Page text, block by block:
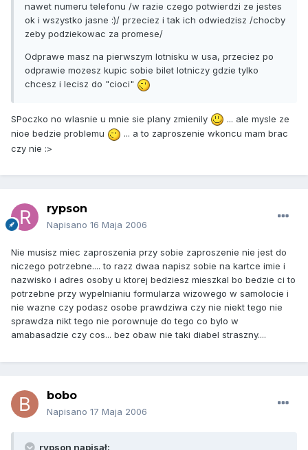
nawet numeru telefonu /w razie czego potwierdzi ze jestes
ok i wszystko jasne :)/ przeciez i tak ich odwiedzisz /chocby
zeby podziekowac za promese/
Odprawe masz na pierwszym lotnisku w usa, przeciez po
odprawie mozesz kupic sobie bilet lotniczy gdzie tylko
chcesz i lecisz do "cioci"
SPoczko no wlasnie u mnie sie plany zmienily
... ale mysle ze
nioe bedzie problemu
... a to zaproszenie wkoncu mam brac
czy nie :>
rypson
Napisano 16 Maja 2006
Nie musisz miec zaproszenia przy sobie zaproszenie nie jest do
niczego potrzebne.... to razz dwaa napisz sobie na kartce imie i
nazwisko i adres osoby u ktorej bedziesz mieszkal bo bedzie ci to
potrzebne przy wypelnianiu formularza wizowego w samolocie i
nie wazne czy podasz osobe prawdziwa czy nie niekt tego nie
sprawdza nikt tego nie porownuje do tego co bylo w
amabasadzie czy cos... bez obaw nie taki diabel straszny....
bobo
Napisano 17 Maja 2006
rypson napisał: